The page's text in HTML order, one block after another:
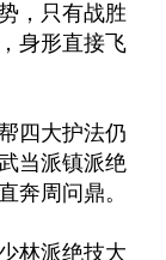
，只有战胜
身形直接飞
四大护法仍
当派镇派绝
奔周问鼎。
林派绝技大